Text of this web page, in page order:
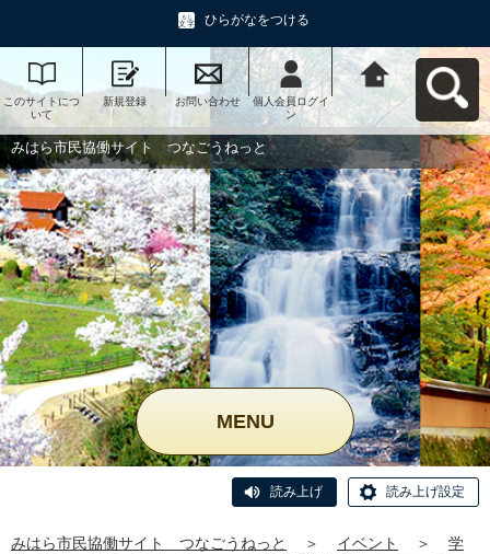
ひらがなをつける
このサイトにつ
いて
新規登録 お問い合わせ
個人会員ログイ
ン
みはら市民協働
サイト つなご
うねっとへ戻る
みはら市民協働サイト つなごうねっと
MENU
読み上げ 読み上げ設定
みはら市民協働サイト つなごうねっと ＞ イベント ＞
学